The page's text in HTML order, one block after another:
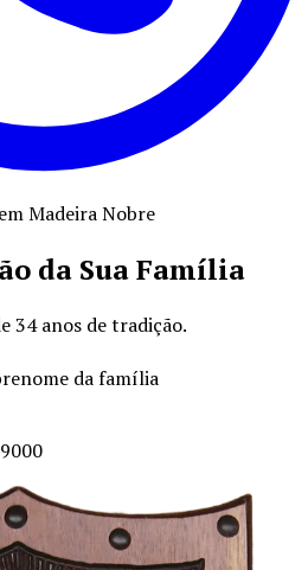
Madeira Nobre
da Sua Família
34anos de tradição.
da família
00